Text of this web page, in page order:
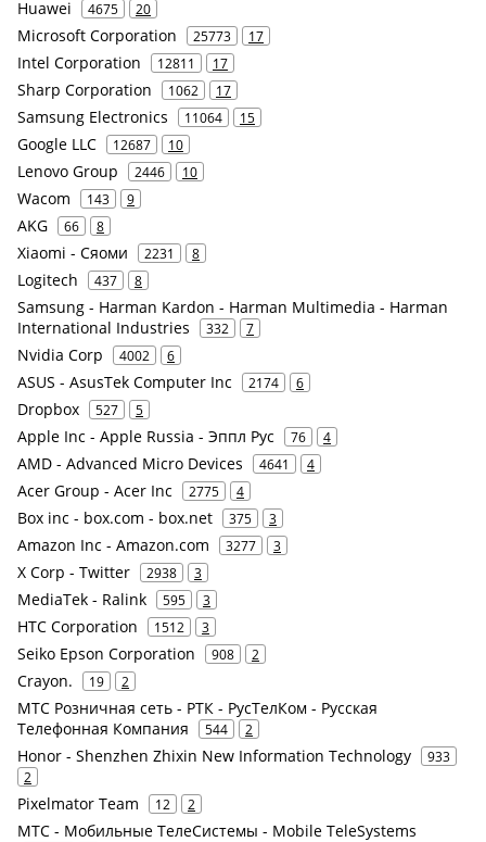
Huawei 4675 20
Microsoft Corporation 25773 17
Intel Corporation 12811 17
Sharp Corporation 1062 17
Samsung Electronics 11064 15
Google LLC 12687 10
Lenovo Group 2446 10
Wacom 143 9
AKG 66 8
Xiaomi - Сяоми 2231 8
Logitech 437 8
Samsung - Harman Kardon - Harman Multimedia - Harman
International Industries
332 7
Nvidia Corp 4002 6
ASUS - AsusTek Computer Inc 2174 6
Dropbox 527 5
Apple Inc - Apple Russia - Эппл Рус 76 4
AMD - Advanced Micro Devices 4641 4
Acer Group - Acer Inc 2775 4
Box inc - box.com - box.net 375 3
Amazon Inc - Amazon.com 3277 3
X Corp - Twitter 2938 3
MediaTek - Ralink 595 3
HTC Corporation 1512 3
Seiko Epson Corporation 908 2
Crayon. 19 2
МТС Розничная сеть - РТК - РусТелКом - Русская
Телефонная Компания
544 2
Honor - Shenzhen Zhixin New Information Technology
933
2
Pixelmator Team 12 2
МТС - Мобильные ТелеСистемы - Mobile TeleSystems